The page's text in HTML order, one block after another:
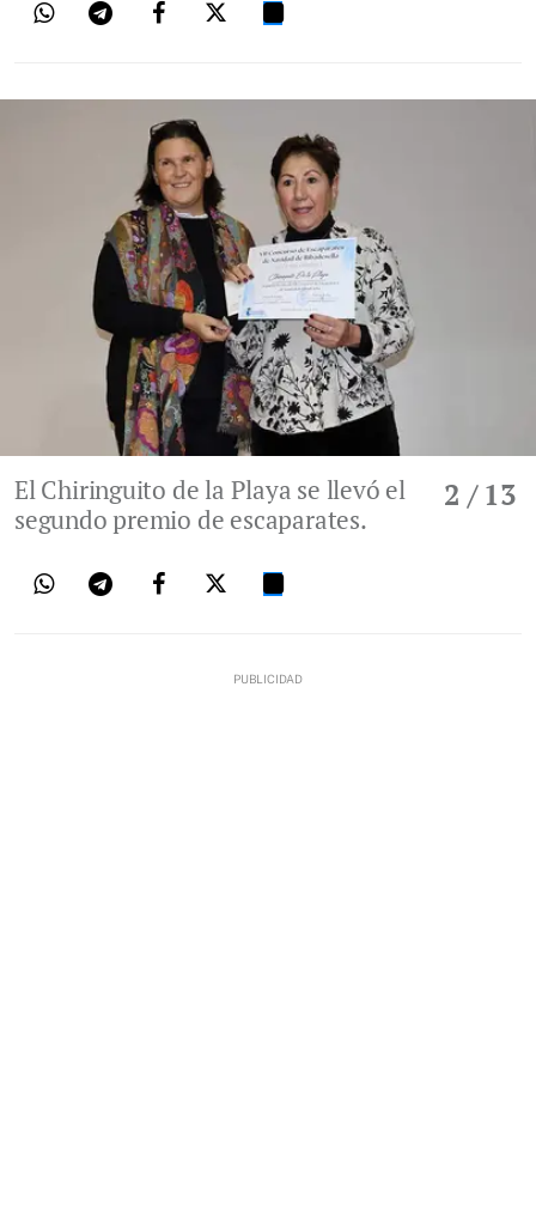
2 / 13
El Chiringuito de la Playa se llevó el
segundo premio de escaparates.